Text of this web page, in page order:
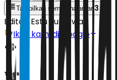
Tampilkan semua halaman 3
Editor: Estu Suryowati
Ikuti kami di Google
Tags